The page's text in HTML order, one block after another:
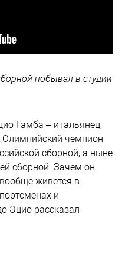
побывал в студии
Гамба – итальянец,
чемпион
сборной, а ныне
сборной. Зачем он
живется в
и
Эцио рассказал